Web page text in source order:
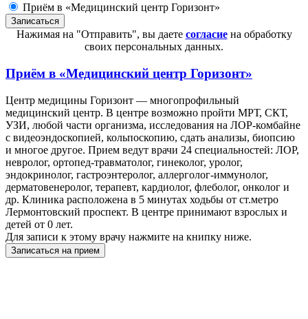
Приём в «Медицинский центр Горизонт»
Нажимая на "Отправить", вы даете согласиена обработку
своих персональных данных.
Приём в «Медицинский центр Горизонт»
Центр медицины Горизонт — многопрофильный
медицинский центр. В центре возможно пройти МРТ, СКТ,
УЗИ, любой части организма, исследования на ЛОР-комбайне
с видеоэндоскопией, кольпоскопию, сдать анализы, биопсию
и многое другое. Прием ведут врачи 24 специальностей: ЛОР,
невролог, ортопед-травматолог, гинеколог, уролог,
эндокринолог, гастроэнтеролог, аллерголог-иммунолог,
дерматовенеролог, терапевт, кардиолог, флеболог, онколог и
др. Клиника расположена в 5 минутах ходьбы от ст.метро
Лермонтовский проспект. В центре принимают взрослых и
детей от 0 лет.
Для записи к этому врачу нажмите на книпку ниже.
Записаться на прием